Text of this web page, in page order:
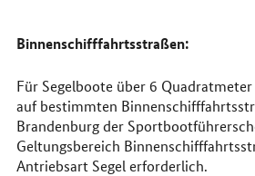
Binnenschifffahrtsstraßen:
Für Segelboote über 6
auf bestimmten
Brandenburg der
Geltungsbereich
Antriebsart Segel erforderlich.